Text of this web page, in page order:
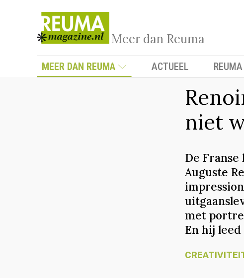
Meer dan Reuma
MEER DAN REUMA ACTUEEL
niet
De
Auguste
met
En hij